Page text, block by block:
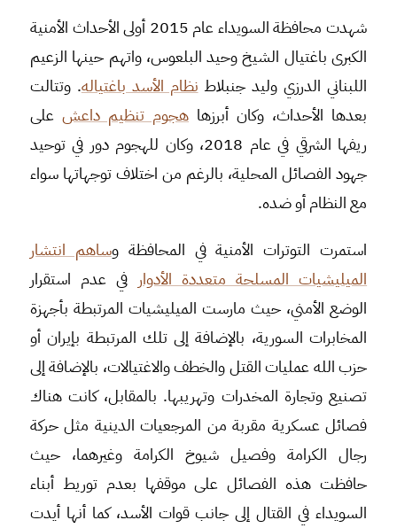
شهدت محافظة السويداء عام 2015 أولى الأحداث الأمنية
الكبرى باغتيال الشيخ وحيد البلعوس، واتهم حينها الزعيم
اللبناني الدرزي وليد جنبلاط نظام الأسد باغتياله. وتتالت
بعدها الأحداث، وكان أبرزها هجوم تنظيم داعش على
ريفها الشرقي في عام 2018، وكان للهجوم دور في توحيد
جهود الفصائل المحلية، بالرغم من اختلاف توجهاتها سواء
مع النظام أو ضده.
استمرت التوترات الأمنية في المحافظة وساهم انتشار
الميليشيات المسلحة متعددة الأدوار في عدم استقرار
الوضع الأمني، حيث مارست الميليشيات المرتبطة بأجهزة
المخابرات السورية، بالإضافة إلى تلك المرتبطة بإيران أو
حزب الله عمليات القتل والخطف والاغتيالات، بالإضافة إلى
تصنيع وتجارة المخدرات وتهريبها. بالمقابل، كانت هناك
فصائل عسكرية مقربة من المرجعيات الدينية مثل حركة
رجال الكرامة وفصيل شيوخ الكرامة وغيرهما، حيث
حافظت هذه الفصائل على موقفها بعدم توريط أبناء
السويداء في القتال إلى جانب قوات الأسد، كما أنها أيدت